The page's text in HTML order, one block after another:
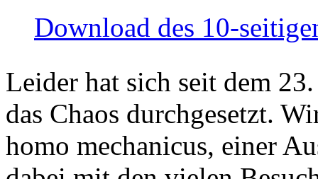
Download des 10-
Leider hat sich seit dem
das Chaos durchgesetzt.
homo mechanicus, einer